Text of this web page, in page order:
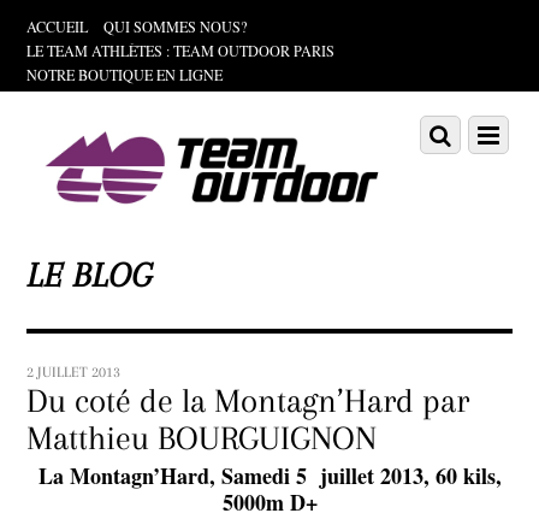
ACCUEIL
QUI SOMMES NOUS?
LE TEAM ATHLÈTES : TEAM OUTDOOR PARIS
NOTRE BOUTIQUE EN LIGNE
Scroll
content
LE BLOG
Menu
Scroll
down
2 JUILLET 2013
Du coté de la Montagn’Hard par
Matthieu BOURGUIGNON
La Montagn’Hard, Samedi 5 juillet 2013, 60 kils,
5000m D+